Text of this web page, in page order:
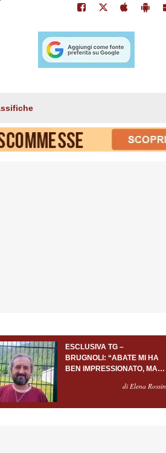
ESCLUSIVA TG –
BRUGNOLI: “ABATE MI HA
BEN IMPRESSIONATO, MA
PORTIERE SERVONOdi Elena Rossin